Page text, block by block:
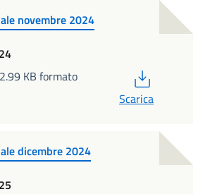
novembre 2024
KB formato
Scarica
dicembre 2024